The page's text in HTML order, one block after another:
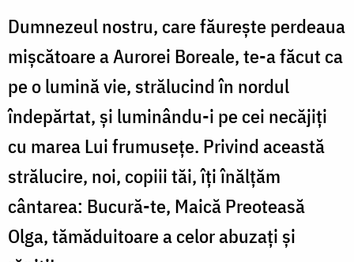
Dumnezeul nostru, care făurește perdeaua
mișcătoare a Aurorei Boreale, te-a făcut ca
pe o lumină vie, strălucind în nordul
îndepărtat, și luminându-i pe cei necăjiți
cu marea Lui frumusețe. Privind această
strălucire, noi, copiii tăi, îți înălțăm
cântarea: Bucură-te, Maică Preoteasă
Olga, tămăduitoare a celor abuzați și